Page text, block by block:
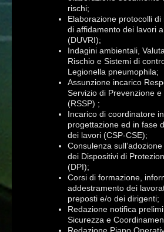
rischi;
Elaborazione protocolli di
di affidamento dei lavori
(DUVRI);
Indagini ambientali,
Rischio e Sistemi di
Legionella pneumophila;
Assunzione incarico
Servizio di Prevenzione
(RSSP) ;
Incarico di coordinatore
progettazione ed in fase
dei lavori (CSP-CSE);
Consulenza sull’adozione
dei Dispositivi di
(DPI);
Corsi di formazione,
addestramento dei
preposti e/o dei dirigenti;
Redazione notifica
Sicurezza e